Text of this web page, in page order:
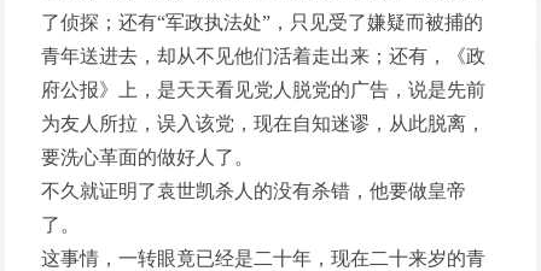
了侦探；还有“军政执法处”，只见受了嫌疑而被捕的
青年送进去，却从不见他们活着走出来；还有，《政
府公报》上，是天天看见党人脱党的广告，说是先前
为友人所拉，误入该党，现在自知迷谬，从此脱离，
要洗心革面的做好人了。
不久就证明了袁世凯杀人的没有杀错，他要做皇帝
了。
这事情，一转眼竟已经是二十年，现在二十来岁的青